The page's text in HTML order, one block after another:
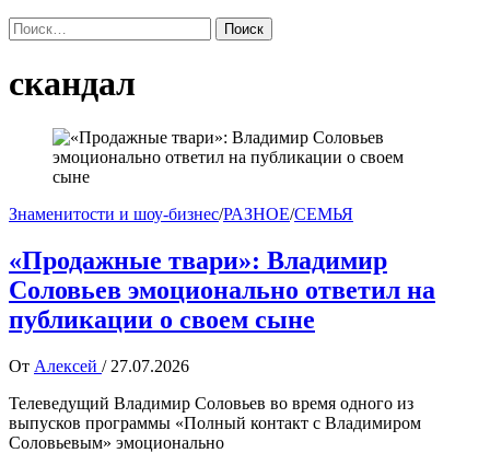
Найти:
скандал
Знаменитости и шоу-бизнес/РАЗНОЕ/СЕМЬЯ
«Продажные твари»: Владимир
Соловьев эмоционально ответил на
публикации о своем сыне
От Алексей / 27.07.2026
Телеведущий Владимир Соловьев во время одного из
выпусков программы «Полный контакт с Владимиром
Соловьевым» эмоционально